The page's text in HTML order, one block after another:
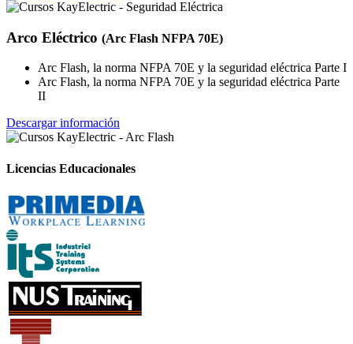
Arco Eléctrico (Arc Flash NFPA 70E)
Arc Flash, la norma NFPA 70E y la seguridad eléctrica Parte I
Arc Flash, la norma NFPA 70E y la seguridad eléctrica Parte
II
Descargar información
Licencias Educacionales